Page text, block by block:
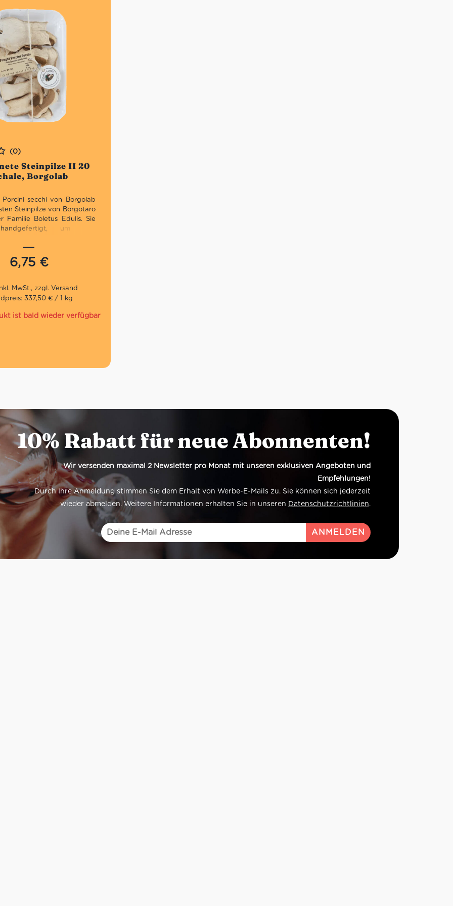
Steinpilze II 20
Borgolab
(0)
Porcini secchi von Borgolab
Steinpilze von Borgotaro
Familie Boletus Edulis. Sie
um ihre
Steinpilze sind eine
Zutat für viele Gerichte:
der ersten Gänge
sowie
6,75 €
337,50 € / 1 kg
ist bald wieder verfügbar
10% Rabatt für neue Abonnenten!
Wir versenden maximal 2 Newsletter pro Monat mit unseren exklusiven Angeboten und
Empfehlungen!
Durch Ihre Anmeldung stimmen Sie dem Erhalt von Werbe-E-Mails zu. Sie können sich jederzeit
wieder abmelden. Weitere Informationen erhalten Sie in unseren Datenschutzrichtlinien.